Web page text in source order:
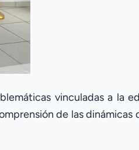
vinculadas a la
de las dinámicas